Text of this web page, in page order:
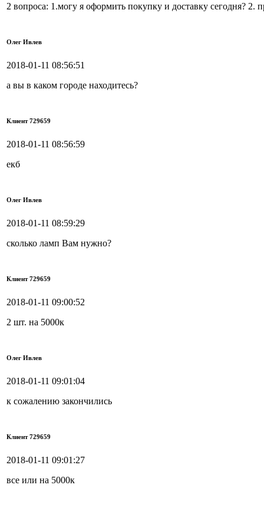
2 вопроса: 1.могу я оформить покупку и доставку сегодня? 2.
Олег Ивлев
2018-01-11 08:56:51
а вы в каком городе находитесь?
Клиент 729659
2018-01-11 08:56:59
екб
Олег Ивлев
2018-01-11 08:59:29
сколько ламп Вам нужно?
Клиент 729659
2018-01-11 09:00:52
2 шт. на 5000к
Олег Ивлев
2018-01-11 09:01:04
к сожалению закончились
Клиент 729659
2018-01-11 09:01:27
все или на 5000к